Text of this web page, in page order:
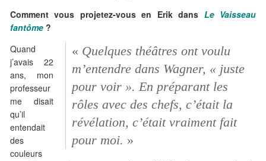
Comment vous projetez-vous en Erik dans Le Vaisseau
fantôme ?
« Quelques théâtres ont voulu
m’entendre dans Wagner, « juste
pour voir ». En préparant les
rôles avec des chefs, c’était la
révélation, c’était vraiment fait
pour moi. »
Quand
j’avais 22
ans, mon
professeur
me disait
qu’il
entendait
des
couleurs